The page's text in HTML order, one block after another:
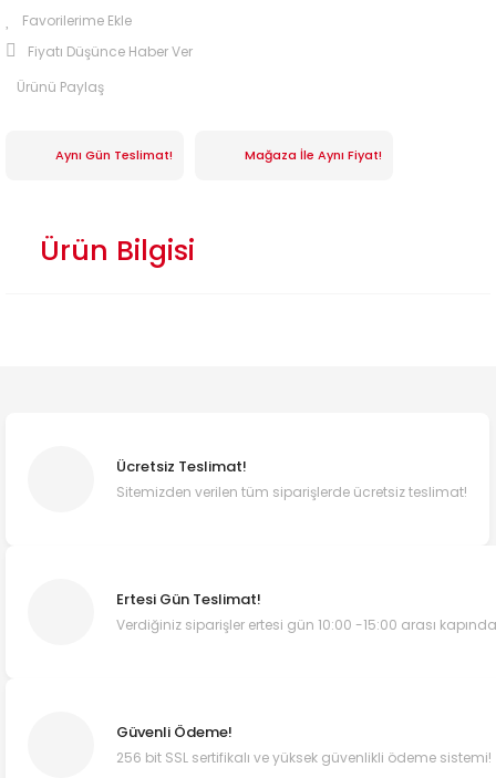
Fiyatı Düşünce Haber Ver
Ürünü Paylaş
Aynı Gün Teslimat! Mağaza İle Aynı Fiyat!
Ürün Bilgisi
Ücretsiz Teslimat!
Sitemizden verilen tüm siparişlerde ücretsiz teslimat!
Ertesi Gün Teslimat!
Verdiğiniz siparişler ertesi gün 10:00 -15:00 arası
Güvenli Ödeme!
256 bit SSL sertifikalı ve yüksek güvenlikli ödeme sistemi!